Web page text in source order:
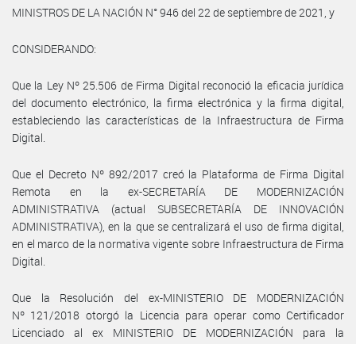
MINISTROS DE LA NACIÓN N° 946 del 22 de septiembre de 2021, y
CONSIDERANDO:
Que la Ley Nº 25.506 de Firma Digital reconoció la eficacia jurídica
del documento electrónico, la firma electrónica y la firma digital,
estableciendo las características de la Infraestructura de Firma
Digital.
Que el Decreto Nº 892/2017 creó la Plataforma de Firma Digital
Remota en la ex-SECRETARÍA DE MODERNIZACIÓN
ADMINISTRATIVA (actual SUBSECRETARÍA DE INNOVACIÓN
ADMINISTRATIVA), en la que se centralizará el uso de firma digital,
en el marco de la normativa vigente sobre Infraestructura de Firma
Digital.
Que la Resolución del ex-MINISTERIO DE MODERNIZACIÓN
Nº 121/2018 otorgó la Licencia para operar como Certificador
Licenciado al ex MINISTERIO DE MODERNIZACIÓN para la